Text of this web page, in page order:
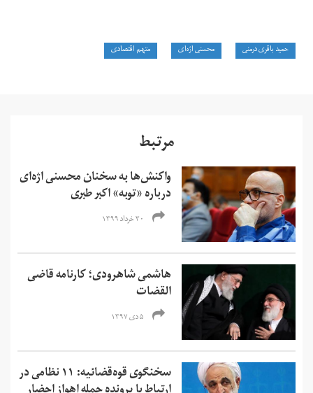
حمید باقری درمنی محسنی اژه‌ای متهم اقتصادی
مرتبط
واکنش‌ها به سخنان محسنی‌ اژه‌ای
درباره «توبه» اکبر طبری
۳۰ خرداد ۱۳۹۹
هاشمی شاهرودی؛ کارنامه قاضی
القضات
۵ دی ۱۳۹۷
سخنگوی قوه‌قضائيه: ۱۱ نظامی در